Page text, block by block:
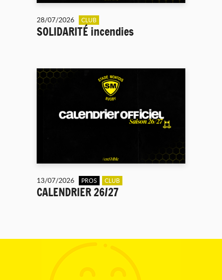
28/07/2026 CLUB
SOLIDARITÉ incendies
13/07/2026 PROS CLUB
CALENDRIER 26/27